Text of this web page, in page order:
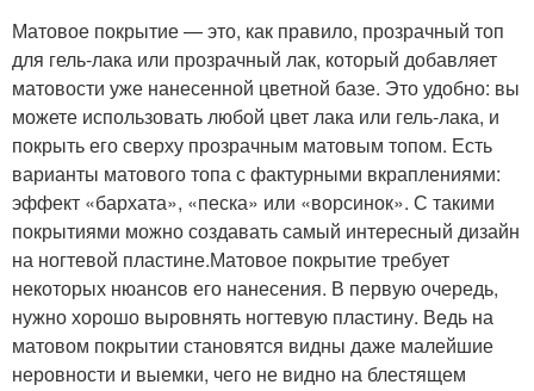
Матовое покрытие — это, как правило, прозрачный топ
для гель-лака или прозрачный лак, который добавляет
матовости уже нанесенной цветной базе. Это удобно: вы
можете использовать любой цвет лака или гель-лака, и
покрыть его сверху прозрачным матовым топом. Есть
варианты матового топа с фактурными вкраплениями:
эффект «бархата», «песка» или «ворсинок». С такими
покрытиями можно создавать самый интересный дизайн
на ногтевой пластине.Матовое покрытие требует
некоторых нюансов его нанесения. В первую очередь,
нужно хорошо выровнять ногтевую пластину. Ведь на
матовом покрытии становятся видны даже малейшие
неровности и выемки, чего не видно на блестящем